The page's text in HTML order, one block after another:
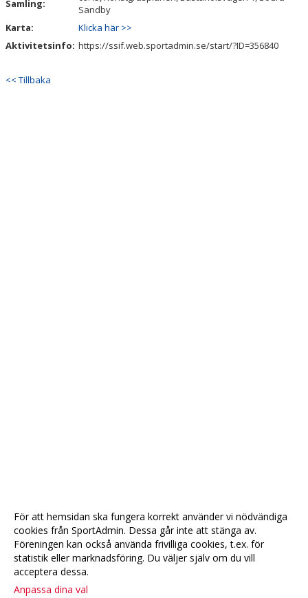
Samling:
Sandby
Karta:
Klicka här >>
Aktivitetsinfo: https://ssif.web.sportadmin.se/start/?ID=356840
<< Tillbaka
För att hemsidan ska fungera korrekt använder vi nödvändiga
cookies från SportAdmin. Dessa går inte att stänga av.
Föreningen kan också använda frivilliga cookies, t.ex. för
statistik eller marknadsföring. Du väljer själv om du vill
acceptera dessa.
Anpassa dina val